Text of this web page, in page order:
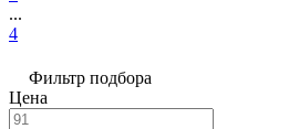
...
4
Фильтр подбора
Цена